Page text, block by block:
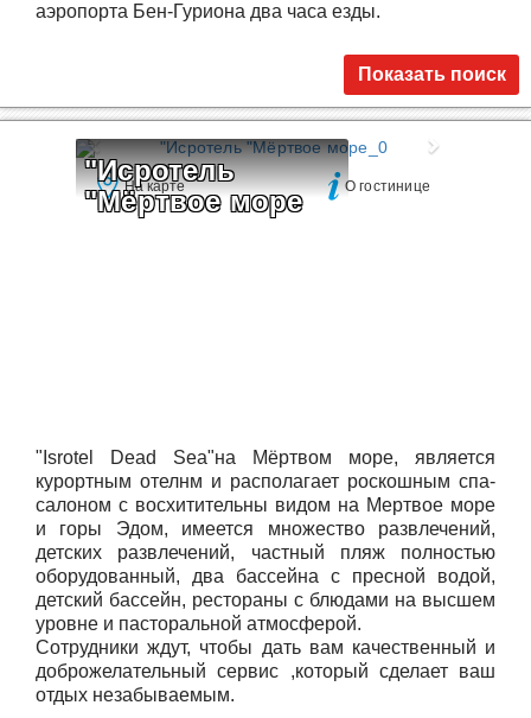
аэропорта Бен-Гуриона два часа езды.
Показать поиск
"Исротель
"Мёртвое море
На карте О гостинице
"Isrotel Dead Sea"на Мёртвом море, является
курортным отелнм и располагает роскошным спа-
салоном с восхитительны видом на Мертвое море
и горы Эдом, имеется множество развлечений,
детских развлечений, частный пляж полностью
оборудованный, два бассейна с пресной водой,
детский бассейн, рестораны с блюдами на высшем
уровне и пасторальной атмосферой.
Сотрудники ждут, чтобы дать вам качественный и
доброжелательный сервис ,который сделает ваш
отдых незабываемым.